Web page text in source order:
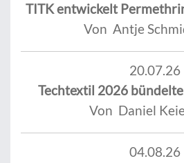
TITK entwickelt
Von Antje
20.07.26
Techtextil 2026
Von Daniel
04.08.26